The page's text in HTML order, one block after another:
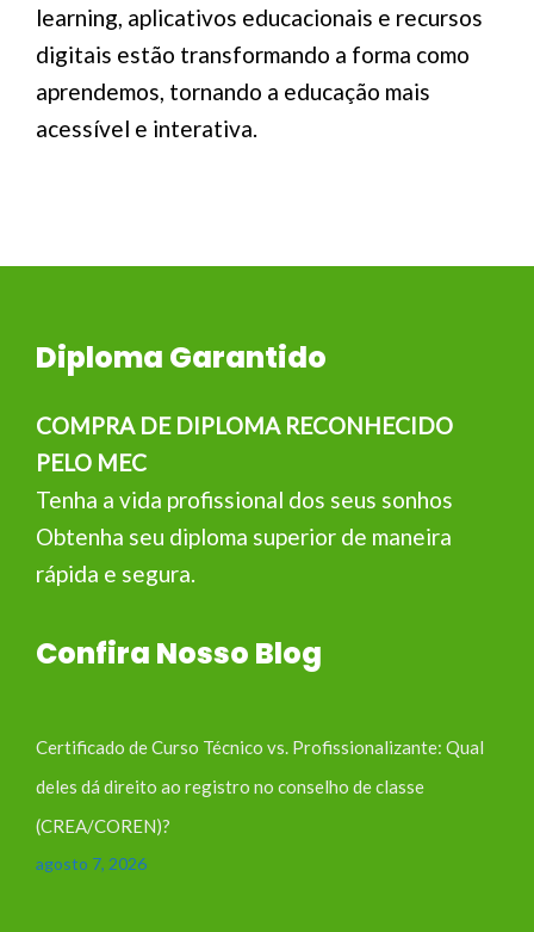
learning, aplicativos educacionais e recursos
digitais estão transformando a forma como
aprendemos, tornando a educação mais
acessível e interativa.
Diploma Garantido
COMPRA DE DIPLOMA RECONHECIDO
PELO MEC
Tenha a vida profissional dos seus sonhos
Obtenha seu diploma superior de maneira
rápida e segura.
Confira Nosso Blog
Certificado de Curso Técnico vs. Profissionalizante: Qual
deles dá direito ao registro no conselho de classe
(CREA/COREN)?
agosto 7, 2026